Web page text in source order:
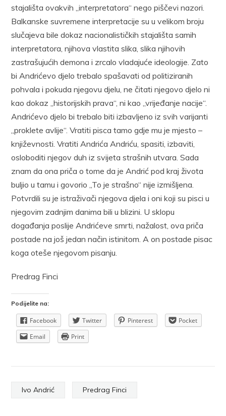
stajališta ovakvih „interpretatora“ nego piščevi nazori.
Balkanske suvremene interpretacije su u velikom broju
slučajeva bile dokaz nacionalističkih stajališta samih
interpretatora, njihova vlastita slika, slika njihovih
zastrašujućih demona i zrcalo vladajuće ideologije. Zato
bi Andrićevo djelo trebalo spašavati od politiziranih
pohvala i pokuda njegovu djelu, ne čitati njegovo djelo ni
kao dokaz „historijskih prava“, ni kao „vrijeđanje nacije“.
Andrićevo djelo bi trebalo biti izbavljeno iz svih varijanti
„proklete avlije“. Vratiti pisca tamo gdje mu je mjesto –
književnosti. Vratiti Andrića Andriću, spasiti, izbaviti,
osloboditi njegov duh iz svijeta strašnih utvara. Sada
znam da ona priča o tome da je Andrić pod kraj života
buljio u tamu i govorio „To je strašno“ nije izmišljena.
Potvrdili su je istraživači njegova djela i oni koji su pisci u
njegovim zadnjim danima bili u blizini. U sklopu
događanja poslije Andrićeve smrti, nažalost, ova priča
postade na još jedan način istinitom. A on postade pisac
koga oteše njegovom pisanju.
Predrag Finci
Podijelite na:
Facebook Twitter Pinterest
Pocket
Email
Print
Ivo Andrić Predrag Finci